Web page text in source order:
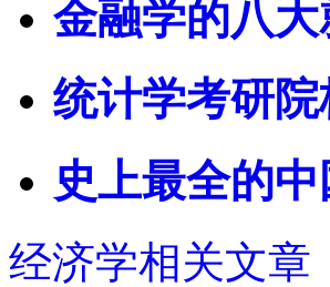
金融学的八
统计学考研院
史上最全的
经济学相关文章